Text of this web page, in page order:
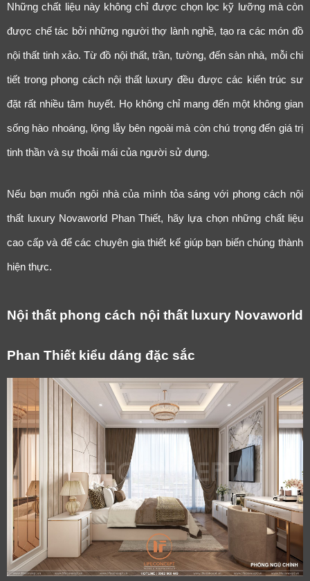
Những chất liệu này không chỉ được chọn lọc kỹ lưỡng mà còn
được chế tác bởi những người thợ lành nghề, tạo ra các món đồ
nội thất tinh xảo. Từ đồ nội thất, trần, tường, đến sàn nhà, mỗi chi
tiết trong phong cách nội thất luxury đều được các kiến trúc sư
đặt rất nhiều tâm huyết. Họ không chỉ mang đến một không gian
sống hào nhoáng, lộng lẫy bên ngoài mà còn chú trọng đến giá trị
tinh thần và sự thoải mái của người sử dụng.
Nếu bạn muốn ngôi nhà của mình tỏa sáng với phong cách nội
thất luxury Novaworld Phan Thiết, hãy lựa chọn những chất liệu
cao cấp và để các chuyên gia thiết kế giúp bạn biến chúng thành
hiện thực.
Nội thất phong cách nội thất luxury Novaworld
Phan Thiết kiểu dáng đặc sắc